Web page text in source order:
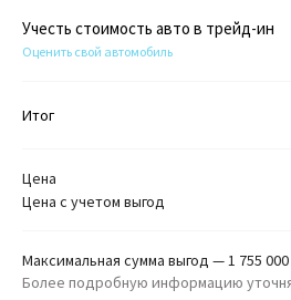
Учесть стоимость авто в трейд-ин
Оценить свой автомобиль
Итог
Цена
Цена с учетом выгод
Максимальная сумма выгод — 1 755 000
Более подробную информацию